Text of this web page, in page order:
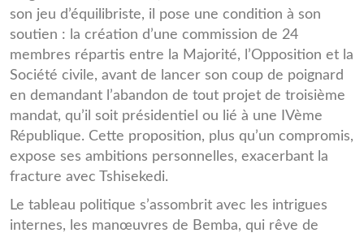
son jeu d’équilibriste, il pose une condition à son
soutien : la création d’une commission de 24
membres répartis entre la Majorité, l’Opposition et la
Société civile, avant de lancer son coup de poignard
en demandant l’abandon de tout projet de troisième
mandat, qu’il soit présidentiel ou lié à une IVème
République. Cette proposition, plus qu’un compromis,
expose ses ambitions personnelles, exacerbant la
fracture avec Tshisekedi.
Le tableau politique s’assombrit avec les intrigues
internes, les manœuvres de Bemba, qui rêve de